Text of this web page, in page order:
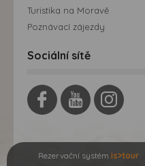
Turistika na Moravě
Poznávací zájezdy
Sociální sítě
Rezervační systém is>tour